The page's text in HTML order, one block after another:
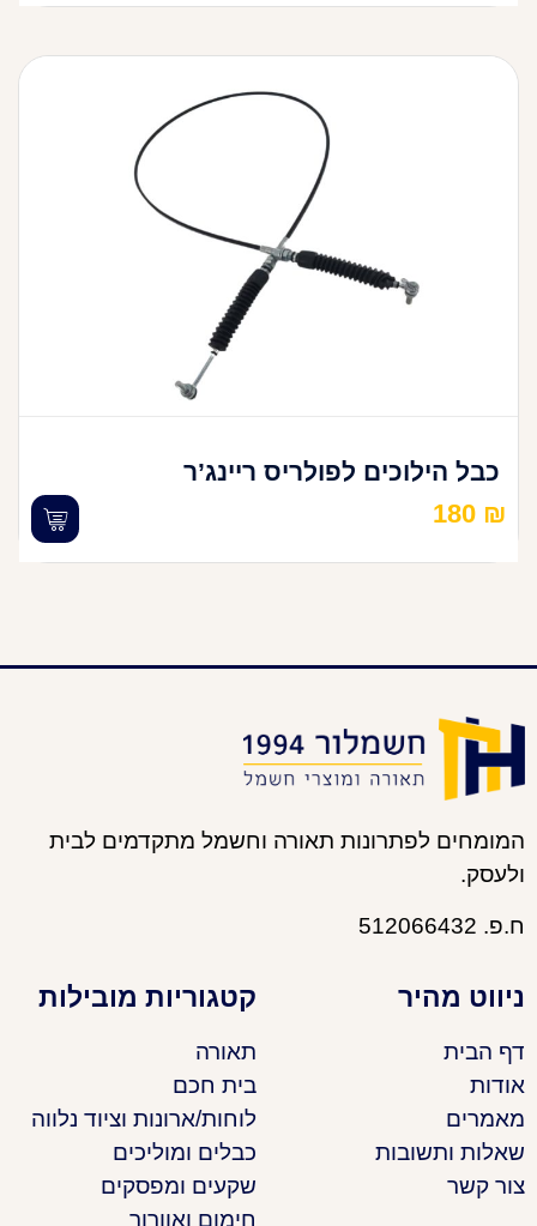
כבל הילוכים לפולריס ריינג’ר
180 ₪
המומחים לפתרונות תאורה וחשמל מתקדמים לבית
ולעסק.
ח.פ. 512066432
ניווט מהיר
דף הבית
אודות
מאמרים
שאלות ותשובות
צור קשר
קטגוריות מובילות
תאורה
בית חכם
לוחות/ארונות וציוד נלווה
כבלים ומוליכים
שקעים ומפסקים
חימום ואוורור